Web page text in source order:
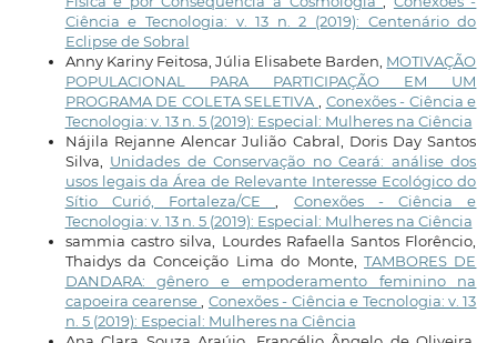
Ciência e Tecnologia: v. 13 n. 2 (2019): Centenário do
Eclipse de Sobral
Anny Kariny Feitosa, Júlia Elisabete Barden, MOTIVAÇÃO
POPULACIONAL PARA PARTICIPAÇÃO EM UM
PROGRAMA DE COLETA SELETIVA
Conexões - Ciência e
Tecnologia: v. 13 n. 5 (2019): Especial: Mulheres na Ciência
Nájila Rejanne Alencar Julião Cabral, Doris Day Santos
Silva, Unidades de Conservação no Ceará: análise dos
usos legais da Área de Relevante Interesse Ecológico do
Sítio Curió, Fortaleza/CE
Conexões - Ciência e
Tecnologia: v. 13 n. 5 (2019): Especial: Mulheres na Ciência
sammia castro silva, Lourdes Rafaella Santos Florêncio,
Thaidys da Conceição Lima do Monte,TAMBORES DE
DANDARA: gênero e empoderamento feminino na
capoeira cearense
Conexões - Ciência e Tecnologia: v. 13
n. 5 (2019): Especial: Mulheres na Ciência